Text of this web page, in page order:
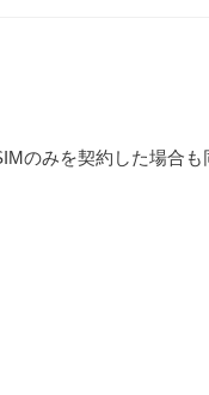
のみを契約した場合も